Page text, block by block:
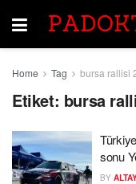
Home Tag bursa rallisi
Etiket: bursa
sonu
BY